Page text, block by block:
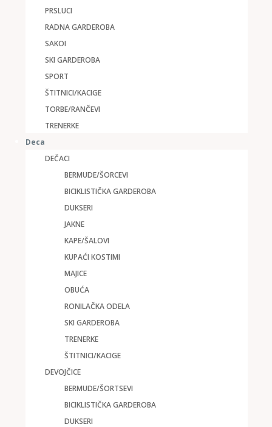
PRSLUCI
RADNA GARDEROBA
SAKOI
SKI GARDEROBA
SPORT
ŠTITNICI/KACIGE
TORBE/RANČEVI
TRENERKE
Deca
DEČACI
BERMUDE/ŠORCEVI
BICIKLISTIČKA GARDEROBA
DUKSERI
JAKNE
KAPE/ŠALOVI
KUPAĆI KOSTIMI
MAJICE
OBUĆA
RONILAČKA ODELA
SKI GARDEROBA
TRENERKE
ŠTITNICI/KACIGE
DEVOJČICE
BERMUDE/ŠORTSEVI
BICIKLISTIČKA GARDEROBA
DUKSERI